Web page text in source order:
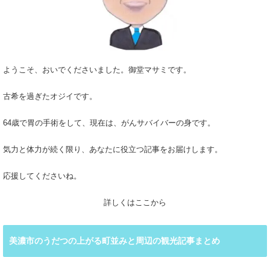
ようこそ、おいでくださいました。御堂マサミです。
古希を過ぎたオジイです。
64歳で胃の手術をして、現在は、がんサバイバーの身です。
気力と体力が続く限り、あなたに役立つ記事をお届けします。
応援してくださいね。
詳しくはここから
美濃市のうだつの上がる町並みと周辺の観光記事まとめ